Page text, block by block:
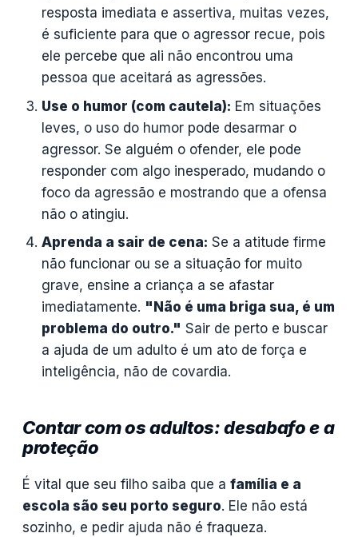
resposta imediata e assertiva, muitas vezes,
é suficiente para que o agressor recue, pois
ele percebe que ali não encontrou uma
pessoa que aceitará as agressões.
Use o humor (com cautela): Em situações
leves, o uso do humor pode desarmar o
agressor. Se alguém o ofender, ele pode
responder com algo inesperado, mudando o
foco da agressão e mostrando que a ofensa
não o atingiu.
Aprenda a sair de cena: Se a atitude firme
não funcionar ou se a situação for muito
grave, ensine a criança a se afastar
imediatamente. "Não é uma briga sua, é um
problema do outro." Sair de perto e buscar
a ajuda de um adulto é um ato de força e
inteligência, não de covardia.
Contar com os adultos: desabafo e a
proteção
É vital que seu filho saiba que a família e a
escola são seu porto seguro. Ele não está
sozinho, e pedir ajuda não é fraqueza.